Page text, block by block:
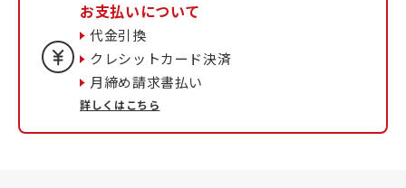
お支払いについて
代金引換
クレシットカード決済
月締め請求書払い
詳しくはこちら